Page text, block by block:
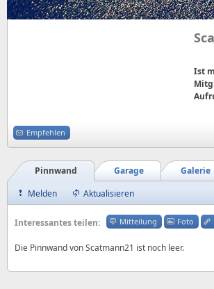
Ist
Empfehlen
Galerie
Garage
Pinnwand
Melden
Aktualisieren
Interessantes teilen: Mitteilung Foto
Die Pinnwand von Scatmann21 ist noch leer.